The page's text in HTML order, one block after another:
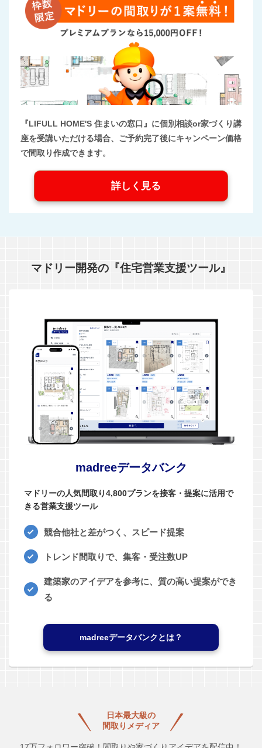
『LIFULL HOME'S 住まいの窓口』に個別相談or家づくり講
座を受講いただける場合、ご予約完了後にキャンペーン価格
で間取り作成できます。
詳しく見る
マドリー開発の『住宅営業支援ツール』
madreeデータバンク
マドリーの人気間取り4,800プランを接客・提案に活用で
きる営業支援ツール
競合他社と差がつく、スピード提案
トレンド間取りで、集客・受注数UP
建築家のアイデアを参考に、質の高い提案ができ
る
madreeデータバンクとは？
日本最大級の
間取りメディア